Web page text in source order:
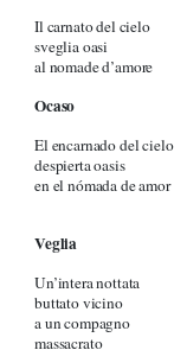
Il carnato del cielo
sveglia oasi
al nomade d’amore
Ocaso
El encarnado del cielo
despierta oasis
en el nómada de amor
Veglia
Un’intera nottata
buttato vicino
a un compagno
massacrato